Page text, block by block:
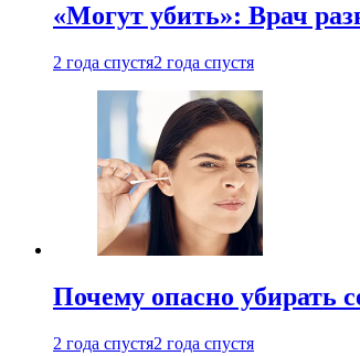
«Могут убить»: Врач
2 года спустя2 года спустя
Почему опасно убирать
2 года спустя2 года спустя